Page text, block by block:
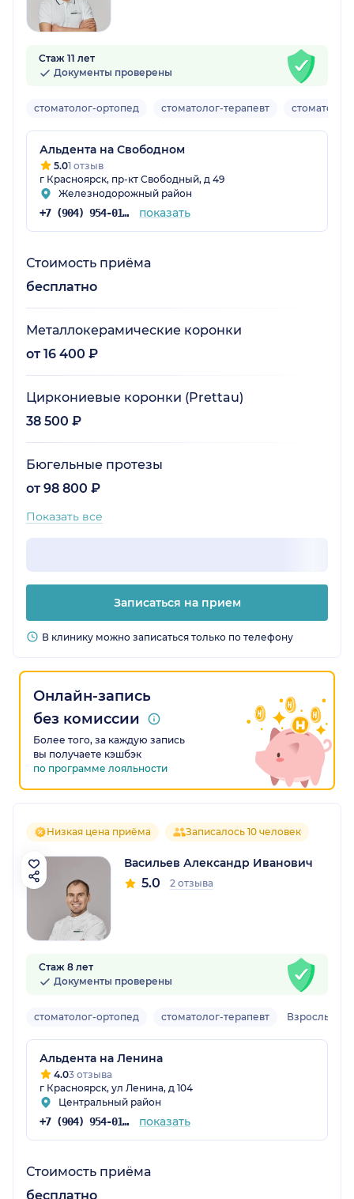
Стаж 11 лет
Документы проверены
стоматолог-ортопед стоматолог-терапевт
Альдента на Свободном
5.01 отзыв
г Красноярск, пр-кт Свободный, д 49
Железнодорожный район
+7 (904) 954-01-81 показать
Стоимость приёма
бесплатно
Металлокерамические коронки
от 16 400 ₽
Циркониевые коронки (Prettau)
38 500 ₽
Бюгельные протезы
от 98 800 ₽
Показать все
Записаться на прием
В клинику можно записаться только по телефону
Онлайн-запись
без комиссии
Более того, за каждую запись
вы получаете кэшбэк
по программе лояльности
Низкая цена приёма Записалось 10 человек
Васильев Александр Иванович
5.0 2 отзыва
Стаж 8 лет
Документы проверены
стоматолог-ортопед стоматолог-терапевт Взрослый
Альдента на Ленина
4.03 отзыва
г Красноярск, ул Ленина, д 104
Центральный район
+7 (904) 954-01-81 показать
Стоимость приёма
бесплатно